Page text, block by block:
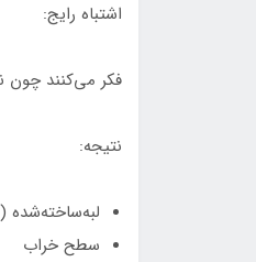
اشتباه رایج:
فکر می‌کنند چون
نتیجه:
لبه‌ساخته‌شده (Built-up Edge)
سطح خراب